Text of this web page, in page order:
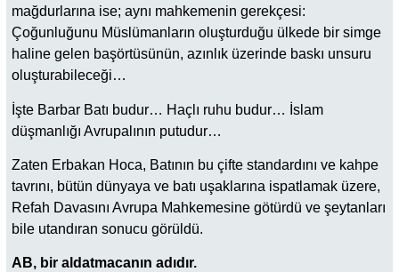
mağdurlarına ise; aynı mahkemenin gerekçesi:
Çoğunluğunu Müslümanların oluşturduğu ülkede bir simge
haline gelen başörtüsünün, azınlık üzerinde baskı unsuru
oluşturabileceği…
İşte Barbar Batı budur… Haçlı ruhu budur… İslam
düşmanlığı Avrupalının putudur…
Zaten Erbakan Hoca, Batının bu çifte standardını ve kahpe
tavrını, bütün dünyaya ve batı uşaklarına ispatlamak üzere,
Refah Davasını Avrupa Mahkemesine götürdü ve şeytanları
bile utandıran sonucu görüldü.
AB, bir aldatmacanın adıdır.